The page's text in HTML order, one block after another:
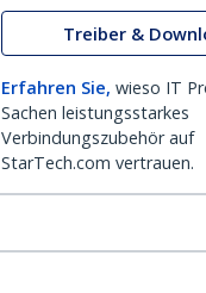
Treiber &
Erfahren Sie, wieso IT
Sachen leistungsstarkes
Verbindungszubehör auf
StarTech.com vertrauen.